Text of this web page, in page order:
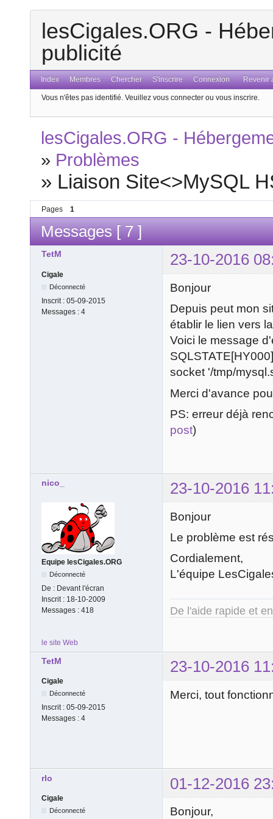
lesCigales.ORG -
publicité
Index Membres Chercher S'inscrire Connexion Revenir
Vous n'êtes pas identifié. Veuillez vous connecter ou vous inscrire.
lesCigales.ORG -
» Problèmes
» Liaison Site<>MySQL
Pages 1
Messages [ 7 ]
TetM 23-10-2016
Cigale
Déconnecté
Inscrit : 05-09-2015
Messages : 4
Bonjour
Depuis peut mon
établir le lien vers
Voici le message
socket '/tmp/
Merci d'avance
PS: erreur déjà
post)
nico_ 23-10-2016
Equipe lesCigales.ORG
Déconnecté
De : Devant l'écran
Inscrit : 18-10-2009
Messages : 418
Bonjour
Le problème est
Cordialement,
L'équipe
De l'aide rapide et
le site Web
TetM 23-10-2016
Cigale
Déconnecté
Inscrit : 05-09-2015
Messages : 4
Merci, tout
rlo 01-12-2016
Cigale
Déconnecté
Bonjour,